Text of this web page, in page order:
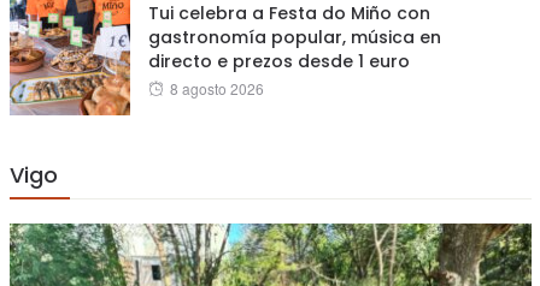
Tui celebra a Festa do Miño con
gastronomía popular, música en
directo e prezos desde 1 euro
Posted
8 agosto 2026
Vigo